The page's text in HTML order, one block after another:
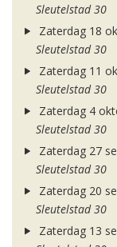
Sleutelstad 30
Zaterdag 18
Sleutelstad 30
Zaterdag 11
Sleutelstad 30
Zaterdag 4
Sleutelstad 30
Zaterdag 27
Sleutelstad 30
Zaterdag 20
Sleutelstad 30
Zaterdag 13